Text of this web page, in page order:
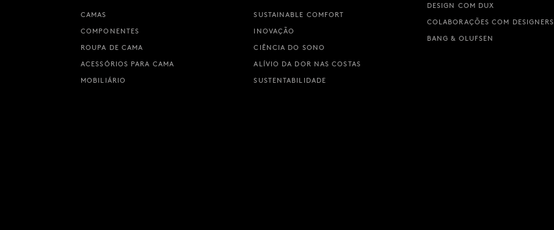
CAMAS
COMPONENTES
ROUPA DE CAMA
ACESSÓRIOS PARA CAMA
MOBILIÁRIO
SUSTAINABLE COMFORT
INOVAÇÃO
CIÊNCIA DO SONO
ALÍVIO DA DOR NAS COSTAS
SUSTENTABILIDADE
DESIGN COM DUX
COLABORAÇÕES COM DESIGNERS
BANG & OLUFSEN